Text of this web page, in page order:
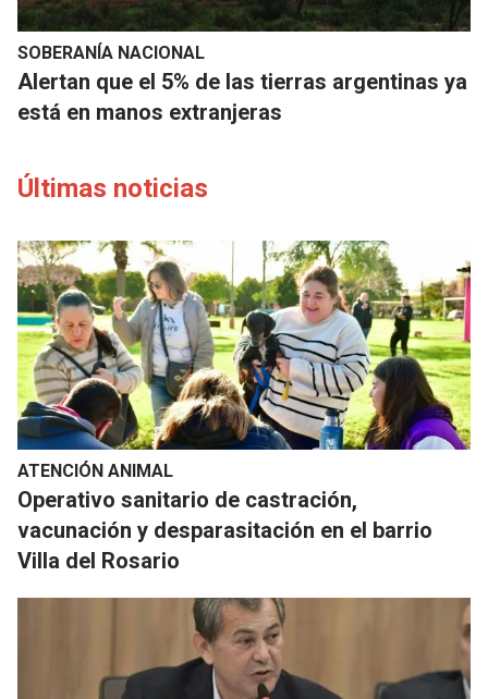
SOBERANÍA NACIONAL
Alertan que el 5% de las tierras argentinas ya
está en manos extranjeras
Últimas noticias
ATENCIÓN ANIMAL
Operativo sanitario de castración,
vacunación y desparasitación en el barrio
Villa del Rosario